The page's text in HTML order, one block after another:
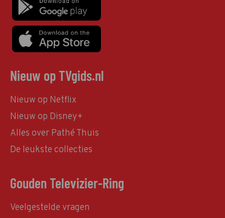
Nieuw op TVgids.nl
Nieuw op Netflix
Nieuw op Disney+
Alles over Pathé Thuis
De leukste collecties
Gouden Televizier-Ring
Veelgestelde vragen